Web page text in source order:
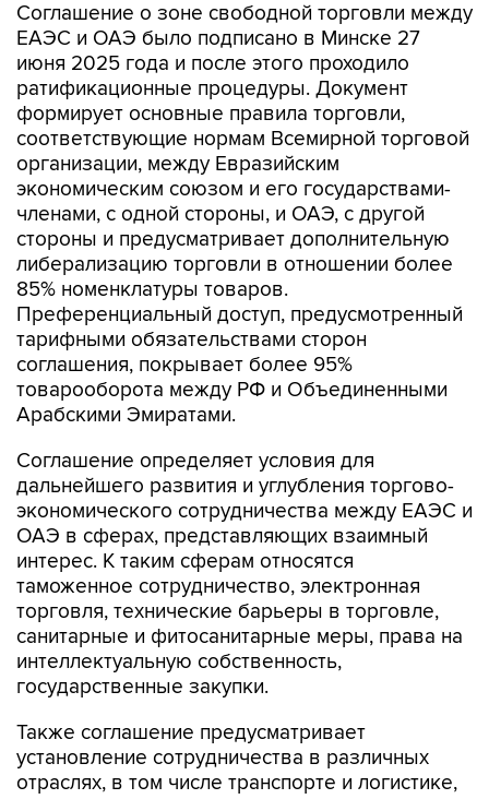
Соглашение о зоне свободной торговли между
ЕАЭС и ОАЭ было подписано в Минске 27
июня 2025 года и после этого проходило
ратификационные процедуры. Документ
формирует основные правила торговли,
соответствующие нормам Всемирной торговой
организации, между Евразийским
экономическим союзом и его государствами-
членами, с одной стороны, и ОАЭ, с другой
стороны и предусматривает дополнительную
либерализацию торговли в отношении более
85% номенклатуры товаров.
Преференциальный доступ, предусмотренный
тарифными обязательствами сторон
соглашения, покрывает более 95%
товарооборота между РФ и Объединенными
Арабскими Эмиратами.
Соглашение определяет условия для
дальнейшего развития и углубления торгово-
экономического сотрудничества между ЕАЭС и
ОАЭ в сферах, представляющих взаимный
интерес. К таким сферам относятся
таможенное сотрудничество, электронная
торговля, технические барьеры в торговле,
санитарные и фитосанитарные меры, права на
интеллектуальную собственность,
государственные закупки.
Также соглашение предусматривает
установление сотрудничества в различных
отраслях, в том числе транспорте и логистике,